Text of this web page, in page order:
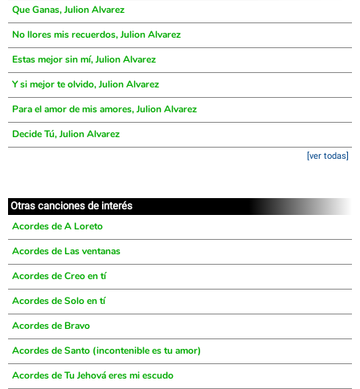
Que Ganas, Julion Alvarez
No llores mis recuerdos, Julion Alvarez
Estas mejor sin mí, Julion Alvarez
Y si mejor te olvido, Julion Alvarez
Para el amor de mis amores, Julion Alvarez
Decide Tú, Julion Alvarez
[ver todas]
Otras canciones de interés
Acordes de A Loreto
Acordes de Las ventanas
Acordes de Creo en tí
Acordes de Solo en tí
Acordes de Bravo
Acordes de Santo (incontenible es tu amor)
Acordes de Tu Jehová eres mi escudo